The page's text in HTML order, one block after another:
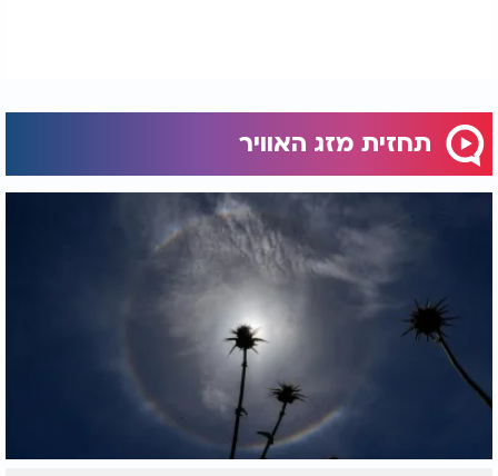
תחזית מזג אוויר בבאר יעקב: מזג אוויר בבאר יעקב
מחר מה ללבוש? | סגולה לבריאות הנפש הרב רביד נגר:
תחזית מזג האוויר